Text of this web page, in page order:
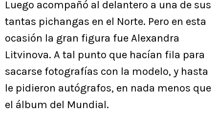
Luego acompañó al delantero a una de sus
tantas pichangas en el Norte. Pero en esta
ocasión la gran figura fue Alexandra
Litvinova. A tal punto que hacían fila para
sacarse fotografías con la modelo, y hasta
le pidieron autógrafos, en nada menos que
el álbum del Mundial.